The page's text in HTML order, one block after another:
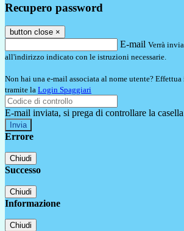
Recupero password
button close ×
E-mail Verrà
all'indirizzo indicato con le istruzioni necessarie.
Non hai una e-mail associata al nome utente?
tramite la Login Spaggiari
E-mail inviata, si prega di controllare la
Errore
Chiudi
Successo
Chiudi
Informazione
Chiudi